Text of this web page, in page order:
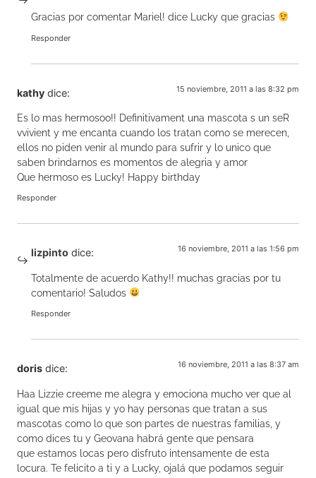
Gracias por comentar Mariel! dice Lucky que gracias
Responder
kathy dice: 15 noviembre, 2011 a las 8:32 pm
Es lo mas hermosoo!! Definitivament una mascota s un seR
vvivient y me encanta cuando los tratan como se merecen,
ellos no piden venir al mundo para sufrir y lo unico que
saben brindarnos es momentos de alegria y amor
Que hermoso es Lucky! Happy birthday
Responder
lizpinto dice: 16 noviembre, 2011 a las 1:56 pm
Totalmente de acuerdo Kathy!! muchas gracias por tu
comentario! Saludos
Responder
doris dice: 16 noviembre, 2011 a las 8:37 am
Haa Lizzie creeme me alegra y emociona mucho ver que al
igual que mis hijas y yo hay personas que tratan a sus
mascotas como lo que son partes de nuestras familias, y
como dices tu y Geovana habrá gente que pensara
que estamos locas pero disfruto intensamente de esta
locura. Te felicito a ti y a Lucky, ojalá que podamos seguir